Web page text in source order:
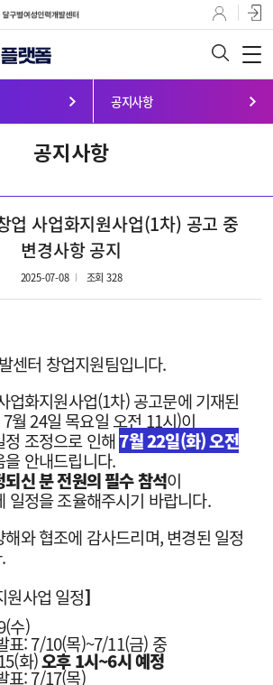
공지사항
공지사항
업 사업화지원사업(1차) 공고 중
변경사항 공지
2025-07-08 조회 328
센터 창업지원팀입니다.
업화지원사업(1차) 공고문에 기재된
월 24일 목요일 오전 11시)이
조정으로 인해7월 22일(화) 오전
안내드립니다.
신 분 전원의 필수 참석이
일정을 조율해주시기 바랍니다.
와 협조에 감사드리며, 변경된 일정
원사업 일정]
수)
표: 7/10(목)~7/11(금) 중
화)오후 1시~6시 예정
표: 7/17(목)